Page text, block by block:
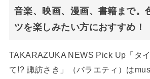
音楽、映画、漫画、書籍まで。
ツを楽しみたい方におすすめ！
TAKARAZUKA NEWS Pick Up「タ
て!? 諏訪さき」（バラエティ）は